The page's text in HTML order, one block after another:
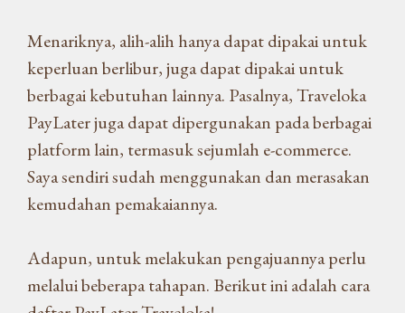
Menariknya, alih-alih hanya dapat dipakai untuk
keperluan berlibur, juga dapat dipakai untuk
berbagai kebutuhan lainnya. Pasalnya, Traveloka
PayLater juga dapat dipergunakan pada berbagai
platform lain, termasuk sejumlah e-commerce.
Saya sendiri sudah menggunakan dan merasakan
kemudahan pemakaiannya.
Adapun, untuk melakukan pengajuannya perlu
melalui beberapa tahapan. Berikut ini adalah cara